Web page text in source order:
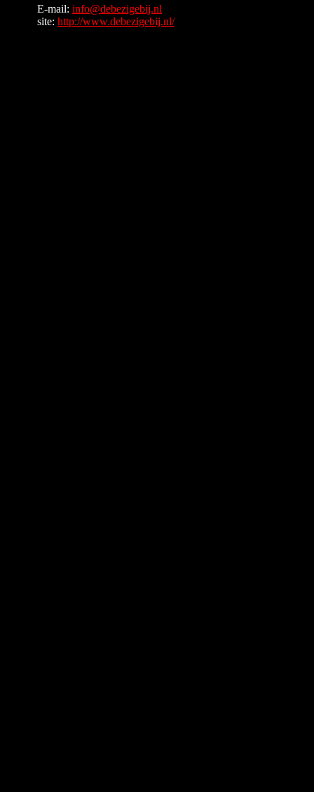
E-mail: info@debezigebij.nl
site: http://www.debezigebij.nl/